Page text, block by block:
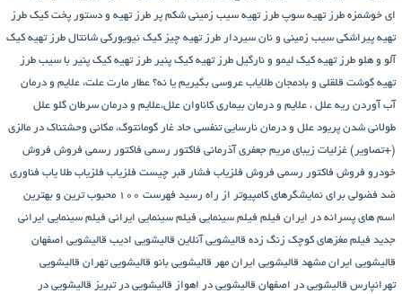
ای خوشمزه طرز تهیه سوپ طرز تهیه سیب زمینی شکم پر طرز تهیه و دستور پخت کیک طرز
تهیه پیراشكی سيب زمينی و نان سیردار طرز تهیه چیز کیک نیویورکی شانتال طرز تهیه کیک
آلو و هلو طرز تهیه کیک لیمو و نارگیل طرز تهیه کیک پنیر طرز تهیه کیک پنیر با سیب طرز
تهیه گوشت قلقلی و بادمجان طلایاب عروسی بگیریم یا نه؟ عطار مارت علت، علایم و درمان
آب آوردن ریه علل ، علایم و درمان بیماری کاناوان علل،علایم و درمان سرطان گلو علل
طولانی شدن پریود علل و درمان نارسایی تنفسی حاد غار گومانتوگ، مکانی وحشتناک در مالزی
(+تصاویر) غزلیات زیبای مریم جعفری آذرمانی فاکتور رسمی فاکتور رسمی فروش فروش
خودرو فروش فاکتور رسمی فروش فلزیاب فشار قبر چیست فلزیاب فلزیاب طلا یاب فناوری
ضد فضولی برای نمایشگرهای کامپیوتر از راه رسید
فهرست ۱۰۰ محبوب ترین و بهترین
اسم های پسرانه در ایران فیلم فیلم سینمایی فیلم سینمایی ایرانی فیلم سینمایی ایرانی
جدید فیلم مغزهای کوچک زنگ زده قالیشویی آنلاین قالیشویی ادیب قالیشویی اصفهان
قالیشویی ایران مشهد قالیشویی ایران مهر قالیشویی بانو قالیشویی تهران قالیشویی
تهرانپارس قالیشویی در اصفهان قالیشویی در اهواز قالیشویی در تبریز قالیشویی در